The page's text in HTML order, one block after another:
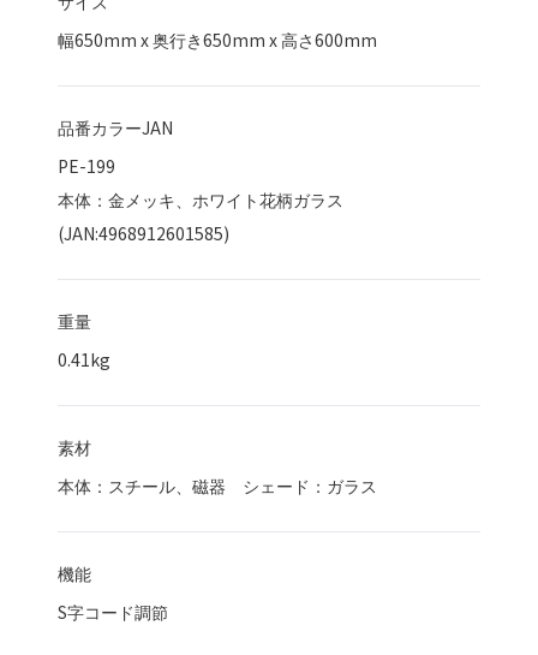
幅650mm x 奥行き650mm x 高さ600mm
品番カラーJAN
PE-199
本体：金メッキ、ホワイト花柄ガラス
(JAN:4968912601585)
重量
0.41kg
素材
本体：スチール、磁器 シェード：ガラス
機能
S字コード調節